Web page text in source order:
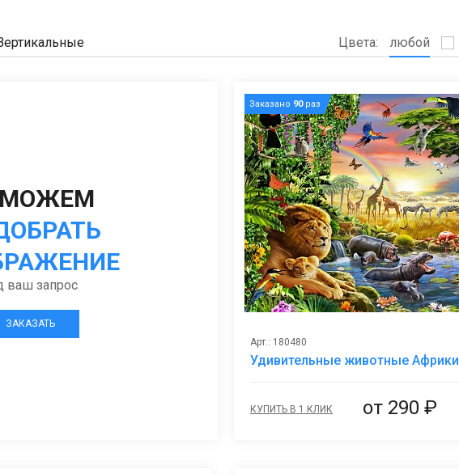
Цвета: любой
ваш запрос
ЗАКАЗАТЬ
Заказано 90раз
Арт.: 180480
Удивительные животные Африки
КУПИТЬ В 1 КЛИК от 290 ₽